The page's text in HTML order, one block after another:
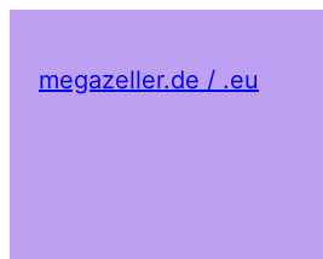
megazeller.de / .eu